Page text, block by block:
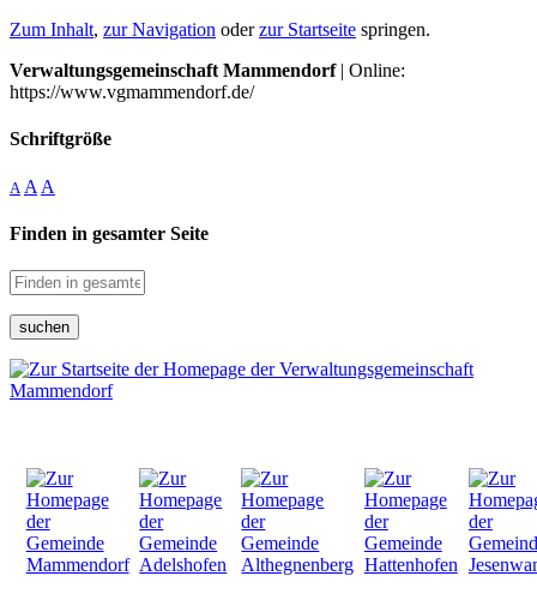
Zum Inhalt, zur Navigation oderzur Startseite springen.
Verwaltungsgemeinschaft Mammendorf| Online:
https://www.vgmammendorf.de/
Schriftgröße
A A A
Finden in gesamter Seite
suchen